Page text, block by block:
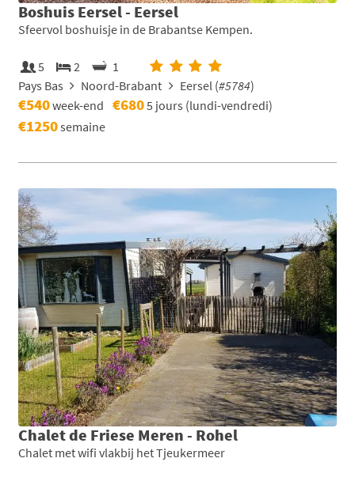
Boshuis Eersel - Eersel
Sfeervol boshuisje in de Brabantse Kempen.
5 2
1
Pays Bas
Noord-Brabant Eersel (#5784)
€540week-end €6805 jours (lundi-vendredi)
€1250semaine
Chalet de Friese Meren - Rohel
Chalet met wifi vlakbij het Tjeukermeer